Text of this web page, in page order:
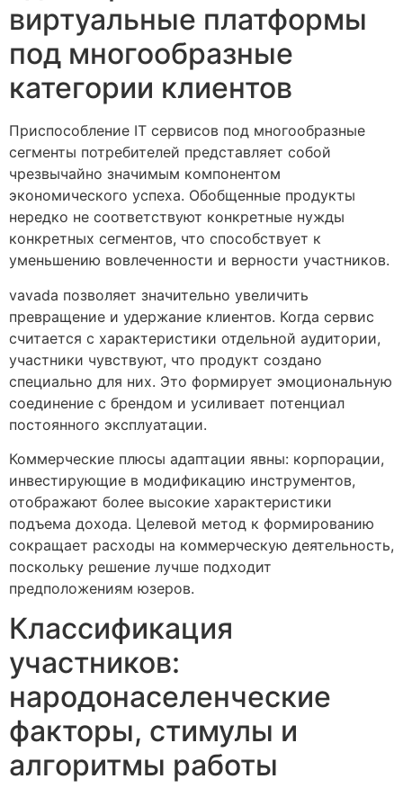
виртуальные платформы
под многообразные
категории клиентов
Приспособление IT сервисов под многообразные
сегменты потребителей представляет собой
чрезвычайно значимым компонентом
экономического успеха. Обобщенные продукты
нередко не соответствуют конкретные нужды
конкретных сегментов, что способствует к
уменьшению вовлеченности и верности участников.
vavada позволяет значительно увеличить
превращение и удержание клиентов. Когда сервис
считается с характеристики отдельной аудитории,
участники чувствуют, что продукт создано
специально для них. Это формирует эмоциональную
соединение с брендом и усиливает потенциал
постоянного эксплуатации.
Коммерческие плюсы адаптации явны: корпорации,
инвестирующие в модификацию инструментов,
отображают более высокие характеристики
подъема дохода. Целевой метод к формированию
сокращает расходы на коммерческую деятельность,
поскольку решение лучше подходит
предположениям юзеров.
Классификация
участников:
народонаселенческие
факторы, стимулы и
алгоритмы работы